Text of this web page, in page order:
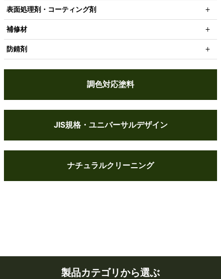
表面処理剤・コーティング剤
補修材
防錆剤
調色対応塗料
JIS規格・ユニバーサルデザイン
ナチュラルクリーニング
製品カテゴリから選ぶ